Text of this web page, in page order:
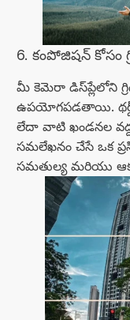
6. కంపోజిషన్ కోసం
మీ కెమెరా డిస్‌ప్లేలోని
ఉపయోగపడతాయి.
లేదా వాటి ఖండనల
సమలేఖనం చేసే ఒక
సమతుల్య మరియు